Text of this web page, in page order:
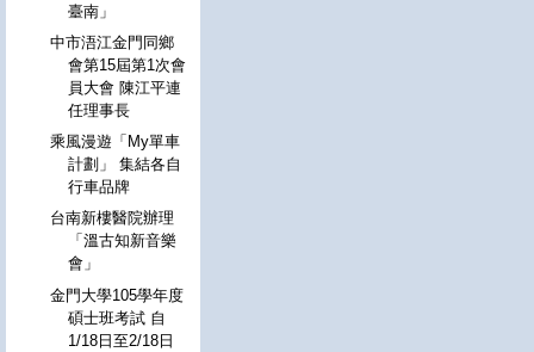
臺南」
中市浯江金門同鄉
會第15屆第1次會
員大會 陳江平連
任理事長
乘風漫遊「My單車
計劃」 集結各自
行車品牌
台南新樓醫院辦理
「溫古知新音樂
會」
金門大學105學年度
碩士班考試 自
1/18日至2/18日